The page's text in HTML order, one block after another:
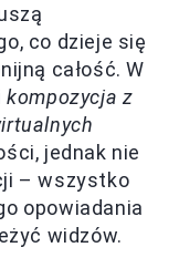
co dzieje się
całość. W
kompozycja z
jednak nie
– wszystko
opowiadania
widzów.